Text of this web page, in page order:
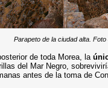
Parapeto de la ciudad alta. Foto
de toda Morea, la
del Mar Negro,
antes de la toma de